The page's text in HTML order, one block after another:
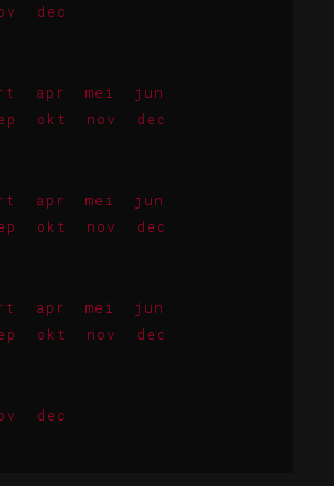
dec
apr mei
jun
okt nov dec
apr mei
jun
okt nov dec
apr mei
jun
okt nov dec
dec